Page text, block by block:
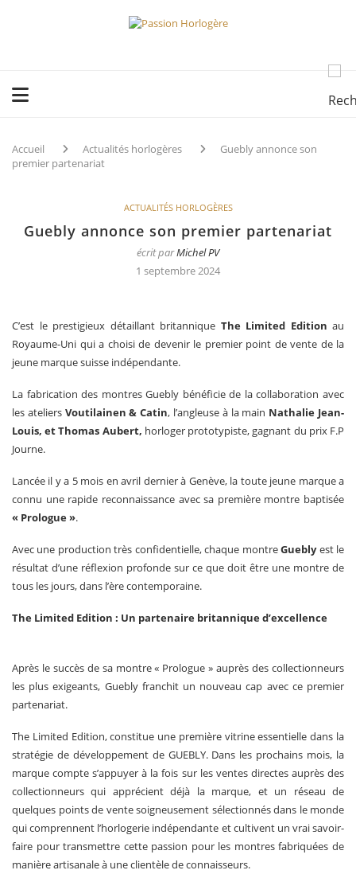
Accueil Actualités horlogères
Guebly annonce son
premier partenariat
ACTUALITÉS HORLOGÈRES
Guebly annonce son premier partenariat
écrit parMichel PV
1 septembre 2024
C’est le prestigieux détaillant britannique The Limited Edition au
Royaume-Uni qui a choisi de devenir le premier point de vente de la
jeune marque suisse indépendante.
La fabrication des montres Guebly bénéficie de la collaboration avec
les ateliers Voutilainen & Catin, l’angleuse à la main Nathalie Jean-
Louis, et Thomas Aubert, horloger prototypiste, gagnant du prix F.P
Journe.
Lancée il y a 5 mois en avril dernier à Genève, la toute jeune marque a
connu une rapide reconnaissance avec sa première montre baptisée
« Prologue ».
Avec une production très confidentielle, chaque montreGueblyest le
résultat d’une réflexion profonde sur ce que doit être une montre de
tous les jours, dans l’ère contemporaine.
The Limited Edition : Un partenaire britannique d’excellence
Après le succès de sa montre « Prologue » auprès des collectionneurs
les plus exigeants, Guebly franchit un nouveau cap avec ce premier
partenariat.
The Limited Edition, constitue une première vitrine essentielle dans la
stratégie de développement de GUEBLY. Dans les prochains mois, la
marque compte s’appuyer à la fois sur les ventes directes auprès des
collectionneurs qui apprécient déjà la marque, et un réseau de
quelques points de vente soigneusement sélectionnés dans le monde
qui comprennent l’horlogerie indépendante et cultivent un vrai savoir-
faire pour transmettre cette passion pour les montres fabriquées de
manière artisanale à une clientèle de connaisseurs.